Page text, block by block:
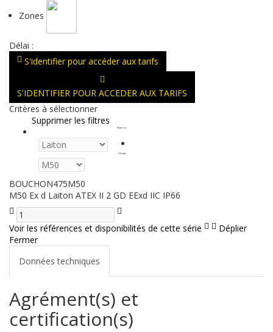
Zones
Délai :
S'identifier pour accéder aux tarifs
S'IDENTIFIER POUR ACCEDER AUX TARIFS
Critères à sélectionner
Supprimer les filtres
Matériau :
Filetage :
BOUCHON475M50
M50 Ex d Laiton ATEX II 2 GD EExd IIC IP66
Voir les références et disponibilités de cette série
Déplier
Fermer
Données techniques
Agrément(s) et
certification(s)